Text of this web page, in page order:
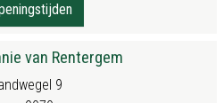
van Rentergem
9